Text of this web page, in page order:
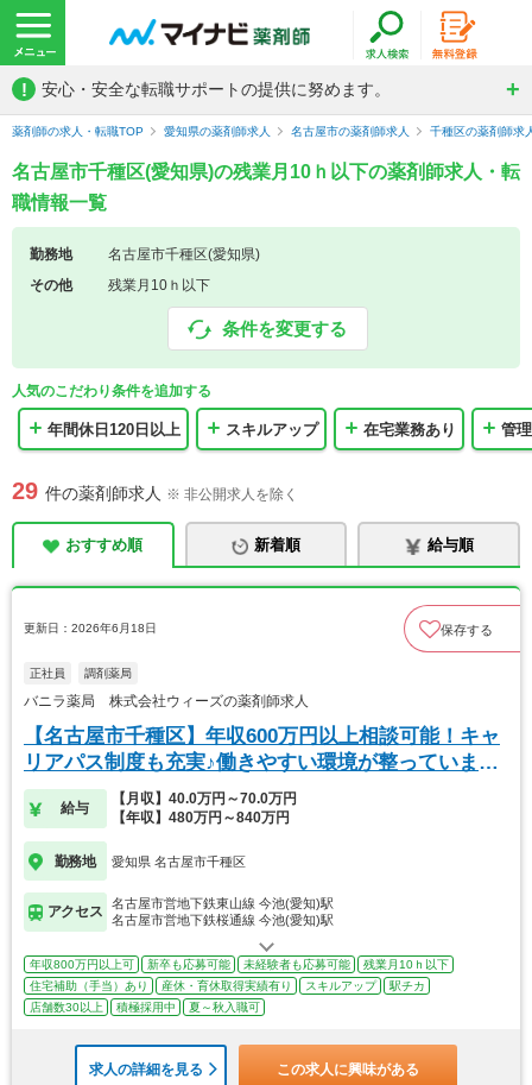
! 安心・安全な転職サポートの提供に努めます。
薬剤師の求人・転職TOP 愛知県の薬剤師求人 名古屋市の薬剤師求人 千種区の薬剤師求
名古屋市千種区(愛知県)の残業月10ｈ以下の薬剤師求人・転
職情報一覧
勤務地
名古屋市千種区(愛知県)
その他
残業月10ｈ以下
条件を変更する
人気のこだわり条件を追加する
年間休日120日以上 スキルアップ 在宅業務あり 管
29 件の薬剤師求人 ※ 非公開求人を除く
おすすめ順 新着順 給与順
更新日：2026年6月18日 保存する
正社員 調剤薬局
バニラ薬局 株式会社ウィーズの薬剤師求人
【名古屋市千種区】年収600万円以上相談可能！キャ
リアパス制度も充実♪働きやすい環境が整っています
◎
給与
【月収】40.0万円～70.0万円
【年収】480万円～840万円
勤務地 愛知県 名古屋市千種区
アクセス
名古屋市営地下鉄東山線 今池(愛知)駅
名古屋市営地下鉄桜通線 今池(愛知)駅
年収800万円以上可 新卒も応募可能 未経験者も応募可能
残業月10ｈ以下
住宅補助（手当）あり
産休・育休取得実績有り スキルアップ
駅チカ
店舗数30以上
積極採用中 夏～秋入職可
求人の詳細を見る この求人に興味がある